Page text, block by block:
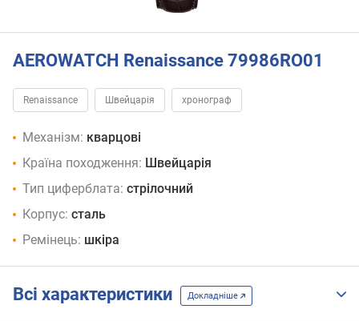
AEROWATCH Renaissance 79986RO01
Renaissance Швейцарія хронограф
Механізм: кварцові
Країна походження: Швейцарія
Тип циферблата: стрілочний
Корпус: сталь
Ремінець: шкіра
Всі характеристики Докладніше